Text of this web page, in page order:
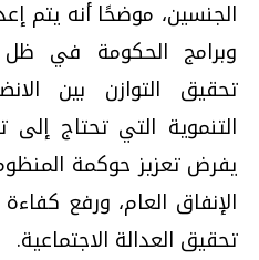
الجنسين، موضحًا أنه يتم
وبرامج الحكومة في
تحقيق التوازن بين
التنموية التي تحتاج
يفرض تعزيز حوكمة
الإنفاق العام، ورفع
تحقيق العدالة الاجتماعية.